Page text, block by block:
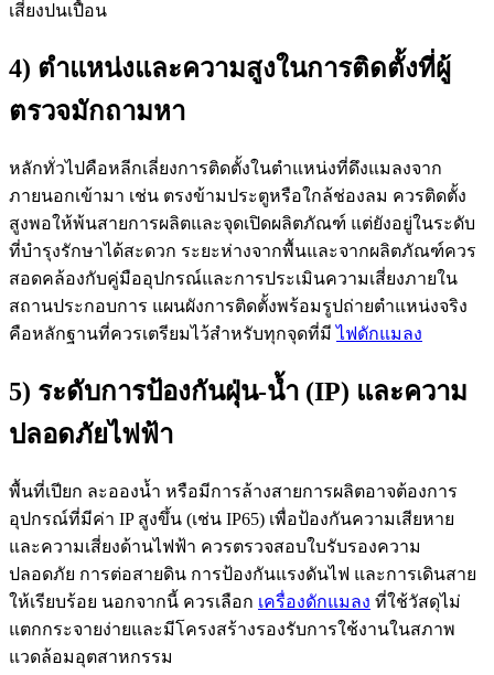
เสี่ยงปนเปื้อน
4) ตำแหน่งและความสูงในการติดตั้งที่ผู้
ตรวจมักถามหา
หลักทั่วไปคือหลีกเลี่ยงการติดตั้งในตำแหน่งที่ดึงแมลงจาก
ภายนอกเข้ามา เช่น ตรงข้ามประตูหรือใกล้ช่องลม ควรติดตั้ง
สูงพอให้พ้นสายการผลิตและจุดเปิดผลิตภัณฑ์ แต่ยังอยู่ในระดับ
ที่บำรุงรักษาได้สะดวก ระยะห่างจากพื้นและจากผลิตภัณฑ์ควร
สอดคล้องกับคู่มืออุปกรณ์และการประเมินความเสี่ยงภายใน
สถานประกอบการ แผนผังการติดตั้งพร้อมรูปถ่ายตำแหน่งจริง
คือหลักฐานที่ควรเตรียมไว้สำหรับทุกจุดที่มีไฟดักแมลง
5) ระดับการป้องกันฝุ่น-น้ำ (IP) และความ
ปลอดภัยไฟฟ้า
พื้นที่เปียก ละอองน้ำ หรือมีการล้างสายการผลิตอาจต้องการ
อุปกรณ์ที่มีค่า IP สูงขึ้น (เช่น IP65) เพื่อป้องกันความเสียหาย
และความเสี่ยงด้านไฟฟ้า ควรตรวจสอบใบรับรองความ
ปลอดภัย การต่อสายดิน การป้องกันแรงดันไฟ และการเดินสาย
ให้เรียบร้อย นอกจากนี้ ควรเลือก เครื่องดักแมลง ที่ใช้วัสดุไม่
แตกกระจายง่ายและมีโครงสร้างรองรับการใช้งานในสภาพ
แวดล้อมอุตสาหกรรม